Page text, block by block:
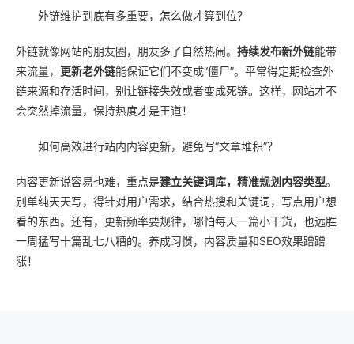
外链维护到底有多重要，怎么做才算到位？
外链就像网站的朋友圈，朋友多了自然热闹。 持续发布新外链能带
来流量， 更新老外链能保证它们不变成“僵尸”。平常得定期检查外
链来源和存活时间，别让链接失效或者变成死链。这样，网站才不
会突然掉流量，保持热度才是王道！
如何高效进行站内内容更新，避免写“文章堆积”？
内容更新说容易也难，重点是建立关键词库，精准规划内容类型。
别单纯天天写，得针对用户需求，结合热搜和关键词，写点用户想
看的东西。还有，更新频率要规律，哪怕每天一篇小干货，也远胜
一周猛写十篇乱七八糟的。养成习惯，内容质量和SEO效果蹭蹭
涨！